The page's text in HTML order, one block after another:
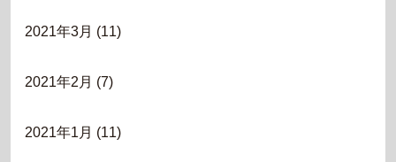
2021年3月 (11)
2021年2月 (7)
2021年1月 (11)